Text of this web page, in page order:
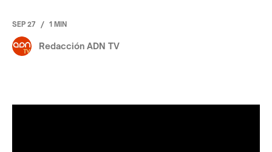
SEP 27 / 1 MIN
Redacción ADN TV